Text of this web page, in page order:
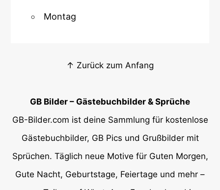
Montag
↑ Zurück zum Anfang
GB Bilder – Gästebuchbilder & Sprüche
GB-Bilder.com ist deine Sammlung für kostenlose
Gästebuchbilder, GB Pics und Grußbilder mit
Sprüchen. Täglich neue Motive für Guten Morgen,
Gute Nacht, Geburtstage, Feiertage und mehr –